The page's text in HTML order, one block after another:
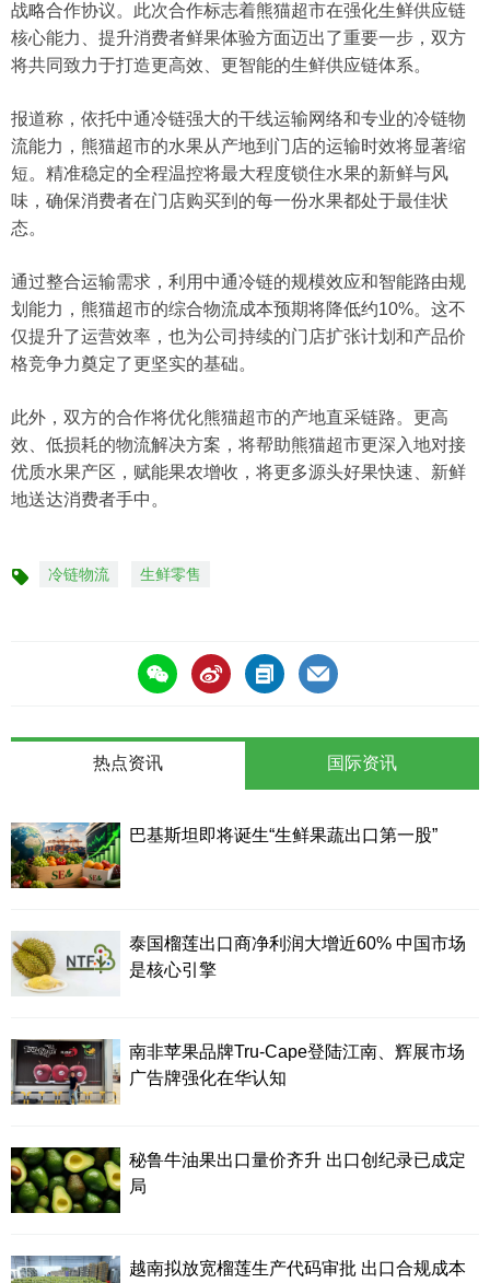
战略合作协议。此次合作标志着熊猫超市在强化生鲜供应链
核心能力、提升消费者鲜果体验方面迈出了重要一步，双方
将共同致力于打造更高效、更智能的生鲜供应链体系。
报道称，依托中通冷链强大的干线运输网络和专业的冷链物
流能力，熊猫超市的水果从产地到门店的运输时效将显著缩
短。精准稳定的全程温控将最大程度锁住水果的新鲜与风
味，确保消费者在门店购买到的每一份水果都处于最佳状
态。
通过整合运输需求，利用中通冷链的规模效应和智能路由规
划能力，熊猫超市的综合物流成本预期将降低约10%。这不
仅提升了运营效率，也为公司持续的门店扩张计划和产品价
格竞争力奠定了更坚实的基础。
此外，双方的合作将优化熊猫超市的产地直采链路。更高
效、低损耗的物流解决方案，将帮助熊猫超市更深入地对接
优质水果产区，赋能果农增收，将更多源头好果快速、新鲜
地送达消费者手中。
标 冷链物流 生鲜零售
热点资讯
巴基斯坦即将诞生“生鲜果蔬出口第一股”
泰国榴莲出口商净利润大增近60% 中国市场
是核心引擎
南非苹果品牌Tru-Cape登陆江南、辉展市场
广告牌强化在华认知
秘鲁牛油果出口量价齐升 出口创纪录已成定
局
越南拟放宽榴莲生产代码审批 出口合规成本
国际资讯